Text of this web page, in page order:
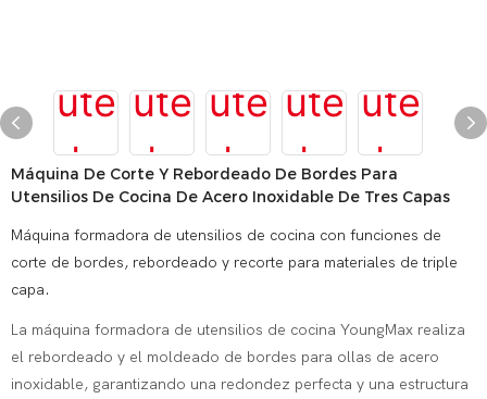
Máquina De Corte Y Rebordeado De Bordes Para
Utensilios De Cocina De Acero Inoxidable De Tres Capas
Máquina formadora de utensilios de cocina con funciones de
corte de bordes, rebordeado y recorte para materiales de triple
capa.
La máquina formadora de utensilios de cocina YoungMax realiza
el rebordeado y el moldeado de bordes para ollas de acero
inoxidable, garantizando una redondez perfecta y una estructura